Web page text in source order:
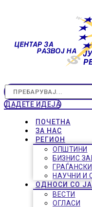
ДАДЕТЕ ИДЕЈА
ПОЧЕТНА
ЗА НАС
РЕГИОН
ОПШТИНИ
БИЗНИС
НАУЧНИ И
ОДНОСИ СО
ВЕСТИ
ОГЛАСИ